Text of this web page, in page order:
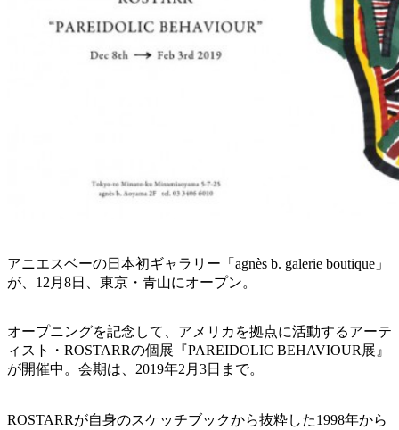
アニエスベーの日本初ギャラリー「agnès b. galerie boutique」
が、12月8日、東京・青山にオープン。
オープニングを記念して、アメリカを拠点に活動するアーテ
ィスト・ROSTARRの個展『PAREIDOLIC BEHAVIOUR展』
が開催中。会期は、2019年2月3日まで。
ROSTARRが自身のスケッチブックから抜粋した1998年から